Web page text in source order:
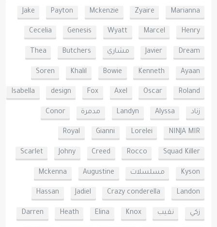
Marianna
Zyaire
Mckenzie
Payton
Jake
Henry
Marcel
Wyatt
Genesis
Cecelia
Dream
Javier مشاري Butchers
Thea
Ayaan
Kenneth
Bowie
Khalil
Soren
Roland
Oscar
Axel
Fox
design
Isabella
زناد Alyssa
Landyn مدمرة Conor
NINJA MIR
Lorelei
Gianni
Royal
Squad Killer
Rocco
Creed
Johny
Scarlet
Kyson مسلسلات Augustine
Mckenna
Landon
Crazy conderella
Jadiel
Hassan
زكي نقيب Knox
Elina
Heath
Darren